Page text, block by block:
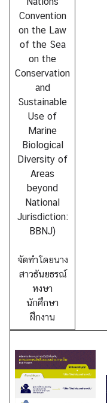
ศ
ข้
อ
มู
เ
ข
ต
เ
เ
ด
น
ภ
า
ร
กิ
จ
อื่
น
เ
เ
ห
ล่
ง
Convention
on the Law
of the Sea
on the
Conservation
and
Sustainable
Use of
Marine
Biological
Diversity of
Areas
beyond
National
Jurisdiction:
BBNJ)
จัดทำโดยนาง
สาวธันยธรณ์
หงษา
นักศึกษา
ฝึกงาน